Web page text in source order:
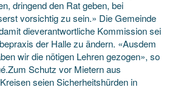
dringend den Rat geben, bei
vorsichtig zu sein.» Die Gemeinde
dieverantwortliche Kommission sei
der Halle zu ändern. «Ausdem
wir die nötigen Lehren gezogen», so
Schutz vor Mietern aus
seien Sicherheitshürden in